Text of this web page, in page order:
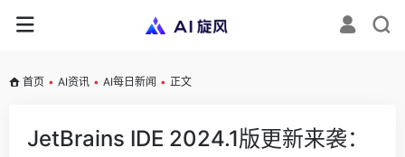
首页 • AI资讯 • AI每日新闻 • 正文
JetBrains IDE 2024.1版更新来袭：